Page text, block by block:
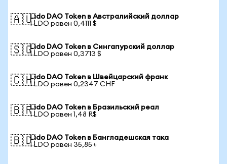
🇦🇺Lido DAO Token в Австралийский доллар
1 LDO равен 0,4111 $
🇸🇬Lido DAO Token в Сингапурский доллар
1 LDO равен 0,3713 $
🇨🇭Lido DAO Token в Швейцарский франк
1 LDO равен 0,2347 CHF
🇧🇷Lido DAO Token в Бразильский реал
1 LDO равен 1,48 R$
🇧🇩Lido DAO Token в Бангладешская така
1 LDO равен 35,85 ৳